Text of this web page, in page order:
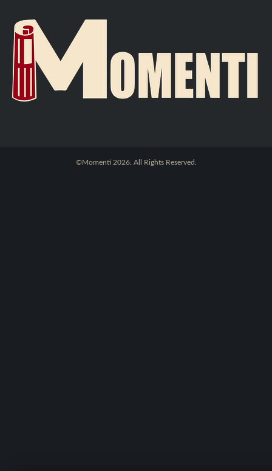
©Momenti 2026. All Rights Reserved.